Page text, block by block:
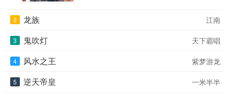
2 龙族 江南
3 鬼吹灯 天下霸唱
4 风水之王 紫梦游龙
5 逆天帝皇 一米半半